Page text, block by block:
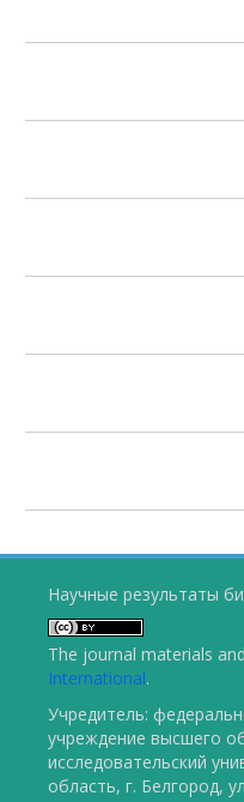
Научные результаты
The journal materials
International.
Учредитель:
учреждение высшего
исследовательский
область, г. Белгород,